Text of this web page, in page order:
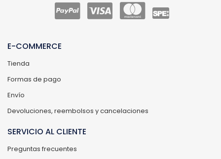
E-COMMERCE
Tienda
Formas de pago
Envío
Devoluciones, reembolsos y cancelaciones
SERVICIO AL CLIENTE
Preguntas frecuentes